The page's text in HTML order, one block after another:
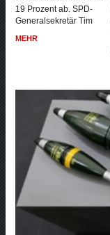
19 Prozent ab. SPD-
Generalsekretär Tim
MEHR